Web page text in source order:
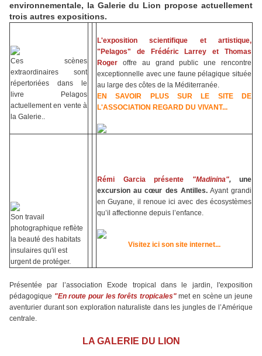
environnementale, la Galerie du Lion propose actuellement
trois autres expositions.
Ces scènes
extraordinaires sont
répertoriées dans le
livre Pelagos
actuellement en vente à
la Galerie..
L'exposition scientifique et artistique,
"Pelagos" de Frédéric Larrey et Thomas
Roger offre au grand public une rencontre
exceptionnelle avec une faune pélagique située
au large des côtes de la Méditerranée.
EN SAVOIR PLUS SUR LE SITE DE
L'ASSOCIATION REGARD DU VIVANT...
Son travail
photographique reflète
la beauté des habitats
insulaires qu'il est
urgent de protéger.
Rémi Garcia présente "Madinina",une
excursion au cœur des Antilles.Ayant grandi
en Guyane, il renoue ici avec des écosystèmes
qu’il affectionne depuis l’enfance.
Visitez ici son site internet...
Présentée par l’association Exode tropical dans le jardin, l'exposition
pédagogique "En route pour les forêts tropicales"met en scène un jeune
aventurier durant son exploration naturaliste dans les jungles de l’Amérique
centrale.
LA GALERIE DU LION